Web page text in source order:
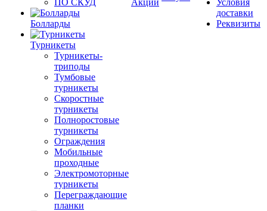
ПО СКУД
Болларды
Турникеты
Турникеты-
триподы
Тумбовые
турникеты
Скоростные
турникеты
Полноростовые
турникеты
Ограждения
Мобильные
проходные
Электромоторные
турникеты
Переграждающие
планки
Акции
Условия
доставки
Реквизиты